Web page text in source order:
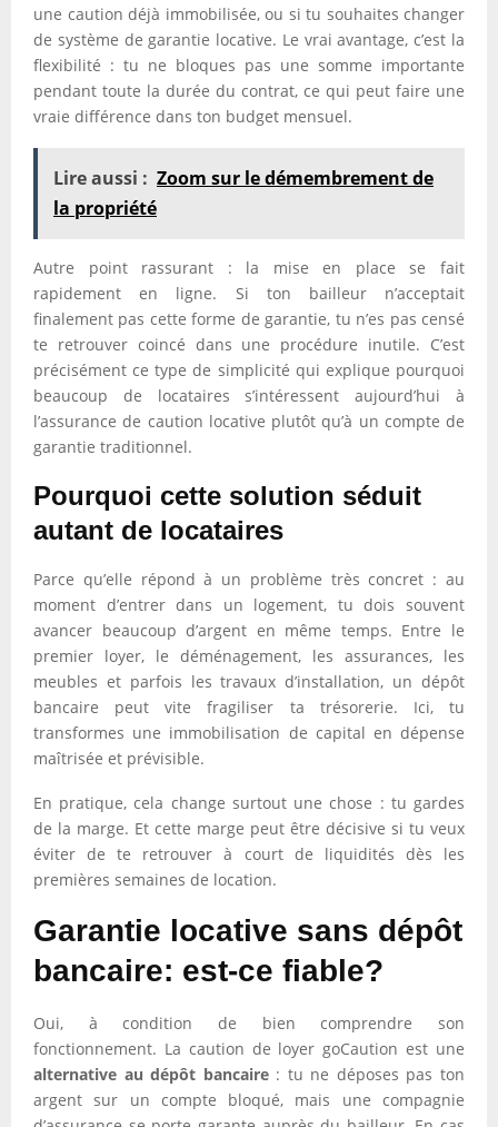
une caution déjà immobilisée, ou si tu souhaites changer
de système de garantie locative. Le vrai avantage, c’est la
flexibilité : tu ne bloques pas une somme importante
pendant toute la durée du contrat, ce qui peut faire une
vraie différence dans ton budget mensuel.
Lire aussi : Zoom sur le démembrement de
la propriété
Autre point rassurant : la mise en place se fait
rapidement en ligne. Si ton bailleur n’acceptait
finalement pas cette forme de garantie, tu n’es pas censé
te retrouver coincé dans une procédure inutile. C’est
précisément ce type de simplicité qui explique pourquoi
beaucoup de locataires s’intéressent aujourd’hui à
l’assurance de caution locative plutôt qu’à un compte de
garantie traditionnel.
Pourquoi cette solution séduit
autant de locataires
Parce qu’elle répond à un problème très concret : au
moment d’entrer dans un logement, tu dois souvent
avancer beaucoup d’argent en même temps. Entre le
premier loyer, le déménagement, les assurances, les
meubles et parfois les travaux d’installation, un dépôt
bancaire peut vite fragiliser ta trésorerie. Ici, tu
transformes une immobilisation de capital en dépense
maîtrisée et prévisible.
En pratique, cela change surtout une chose : tu gardes
de la marge. Et cette marge peut être décisive si tu veux
éviter de te retrouver à court de liquidités dès les
premières semaines de location.
Garantie locative sans dépôt
bancaire: est-ce fiable?
Oui, à condition de bien comprendre son
fonctionnement. La caution de loyer goCaution est une
alternative au dépôt bancaire: tu ne déposes pas ton
argent sur un compte bloqué, mais une compagnie